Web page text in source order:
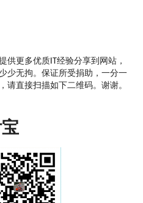
供更多优质IT经验分享到网站，
少无拘。保证所受捐助，一分一
直接扫描如下二维码。谢谢。